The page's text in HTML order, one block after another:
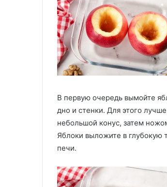
В первую очередь вымойте
дно и стенки. Для этого
небольшой конус, затем
Яблоки выложите в глубокую
печи.